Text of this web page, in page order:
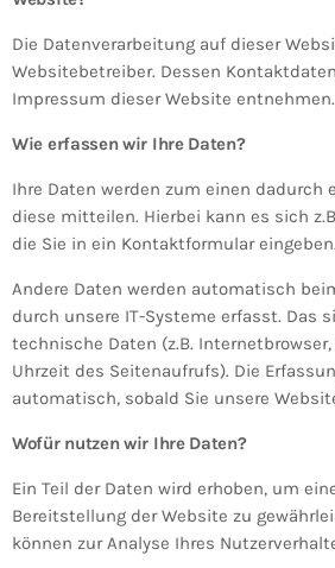
Die Datenverarbeitung auf dieser
Websitebetreiber. Dessen
Impressum dieser Website entnehmen.
Wie erfassen wir Ihre Daten?
Ihre Daten werden zum einen dadurch
diese mitteilen. Hierbei kann es sich
die Sie in ein Kontaktformular eingeben.
Andere Daten werden automatisch
durch unsere IT-Systeme erfasst. Das
technische Daten (z.B.
Uhrzeit des Seitenaufrufs). Die
automatisch, sobald Sie unsere
Wofür nutzen wir Ihre Daten?
Ein Teil der Daten wird erhoben, um
Bereitstellung der Website zu
können zur Analyse Ihres